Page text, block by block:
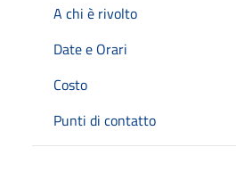
A chi è rivolto
Date e Orari
Costo
Punti di contatto